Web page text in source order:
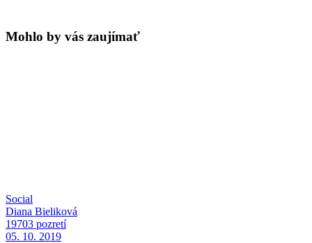
Mohlo by vás zaujímať
Social
Diana Bieliková
19703 pozretí
05. 10. 2019